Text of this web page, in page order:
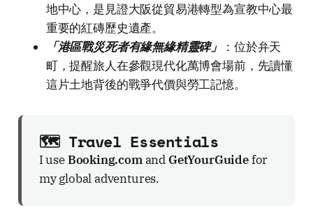
地中心，是見證大阪從貿易港轉型為宣教中心最
重要的紅磚歷史遺產。
「港區戰災死者有緣無緣精靈碑」
：位於弁天
町，提醒旅人在參觀現代化萬博會場前，先讀懂
這片土地背後的戰爭代價與勞工記憶。
🗺️ Travel Essentials
I useBooking.comandGetYourGuidefor
my global adventures.